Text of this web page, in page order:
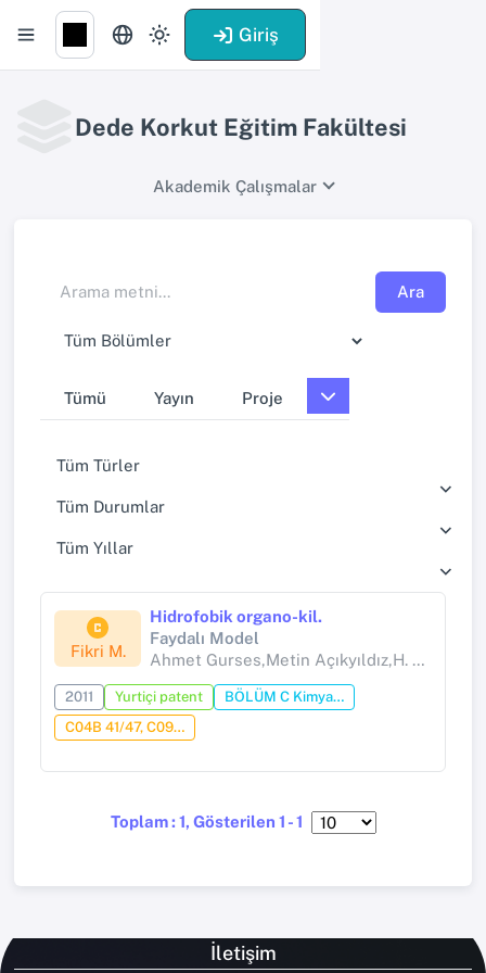
Giriş
Dede Korkut Eğitim Fakültesi
Akademik Çalışmalar
Ara
Tümü Yayın Proje
Tüm Türler
Tüm Durumlar
Tüm Yıllar
Fikri M.
Hidrofobik organo-kil.
Faydalı Model
Ahmet Gurses,Metin Açıkyıldız,H. Hasan YOLCu
2011 Yurtiçi patent
BÖLÜM C Kimya; Metalürji
C04B 41/47, C09K 17/40, C09K 107/00, C09K 103/00
Toplam : 1, Gösterilen 1 - 1
İletişim